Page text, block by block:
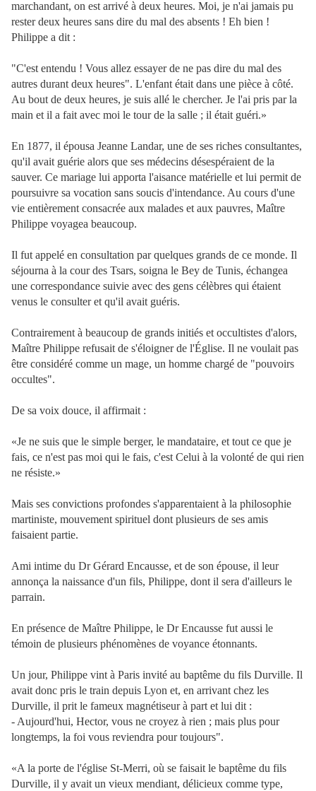
marchandant, on est arrivé à deux heures. Moi, je n'ai jamais pu
rester deux heures sans dire du mal des absents ! Eh bien !
Philippe a dit :
"C'est entendu ! Vous allez essayer de ne pas dire du mal des
autres durant deux heures". L'enfant était dans une pièce à côté.
Au bout de deux heures, je suis allé le chercher. Je l'ai pris par la
main et il a fait avec moi le tour de la salle ; il était guéri.»
En 1877, il épousa Jeanne Landar, une de ses riches consultantes,
qu'il avait guérie alors que ses médecins désespéraient de la
sauver. Ce mariage lui apporta l'aisance matérielle et lui permit de
poursuivre sa vocation sans soucis d'intendance. Au cours d'une
vie entièrement consacrée aux malades et aux pauvres, Maître
Philippe voyagea beaucoup.
Il fut appelé en consultation par quelques grands de ce monde. Il
séjourna à la cour des Tsars, soigna le Bey de Tunis, échangea
une correspondance suivie avec des gens célèbres qui étaient
venus le consulter et qu'il avait guéris.
Contrairement à beaucoup de grands initiés et occultistes d'alors,
Maître Philippe refusait de s'éloigner de l'Église. Il ne voulait pas
être considéré comme un mage, un homme chargé de "pouvoirs
occultes".
De sa voix douce, il affirmait :
«Je ne suis que le simple berger, le mandataire, et tout ce que je
fais, ce n'est pas moi qui le fais, c'est Celui à la volonté de qui rien
ne résiste.»
Mais ses convictions profondes s'apparentaient à la philosophie
martiniste, mouvement spirituel dont plusieurs de ses amis
faisaient partie.
Ami intime du Dr Gérard Encausse, et de son épouse, il leur
annonça la naissance d'un fils, Philippe, dont il sera d'ailleurs le
parrain.
En présence de Maître Philippe, le Dr Encausse fut aussi le
témoin de plusieurs phénomènes de voyance étonnants.
Un jour, Philippe vint à Paris invité au baptême du fils Durville. Il
avait donc pris le train depuis Lyon et, en arrivant chez les
Durville, il prit le fameux magnétiseur à part et lui dit :
- Aujourd'hui, Hector, vous ne croyez à rien ; mais plus pour
longtemps, la foi vous reviendra pour toujours".
«A la porte de l'église St-Merri, où se faisait le baptême du fils
Durville, il y avait un vieux mendiant, délicieux comme type,